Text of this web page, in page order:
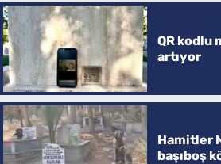
QR kodlu
artıyor
Hamitler
başıboş